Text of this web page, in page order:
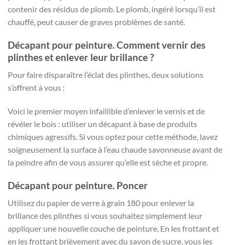
contenir des résidus de plomb. Le plomb, ingéré lorsqu’il est
chauffé, peut causer de graves problèmes de santé.
Décapant pour peinture. Comment vernir des
plinthes et enlever leur brillance ?
Pour faire disparaître l’éclat des plinthes, deux solutions
s’offrent à vous :
Voici le premier moyen infaillible d’enlever le vernis et de
révéler le bois : utiliser un décapant à base de produits
chimiques agressifs. Si vous optez pour cette méthode, lavez
soigneusement la surface à l’eau chaude savonneuse avant de
la peindre afin de vous assurer qu’elle est sèche et propre.
Décapant pour peinture. Poncer
Utilisez du papier de verre à grain 180 pour enlever la
brillance des plinthes si vous souhaitez simplement leur
appliquer une nouvelle couche de peinture. En les frottant et
en les frottant brièvement avec du savon de sucre, vous les